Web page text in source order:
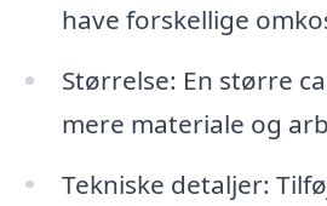
have forskellige
Størrelse: En større
mere materiale og
Tekniske detaljer: